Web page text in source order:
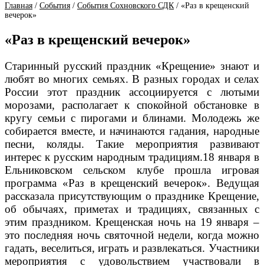
Главная / События / События Сохновского СДК / «Раз в крещенский
вечерок»
«Раз в крещенский вечерок»
Старинный русский праздник «Крещение» знают и
любят во многих семьях. В разных городах и селах
России этот праздник ассоциируется с лютыми
морозами, располагает к спокойной обстановке в
кругу семьи с пирогами и блинами. Молодежь же
собирается вместе, и начинаются гадания, народные
песни, коляды. Такие мероприятия развивают
интерес к русским народным традициям.18 января в
Ельниковском сельском клубе прошла игровая
программа «Раз в крещенский вечерок». Ведущая
рассказала присутствующим о празднике Крещение,
об обычаях, приметах и традициях, связанных с
этим праздником. Крещенская ночь на 19 января –
это последняя ночь святочной недели, когда можно
гадать, веселиться, играть и развлекаться. Участники
мероприятия с удовольствием участвовали в